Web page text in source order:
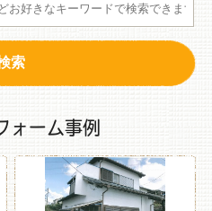
ォーム事例